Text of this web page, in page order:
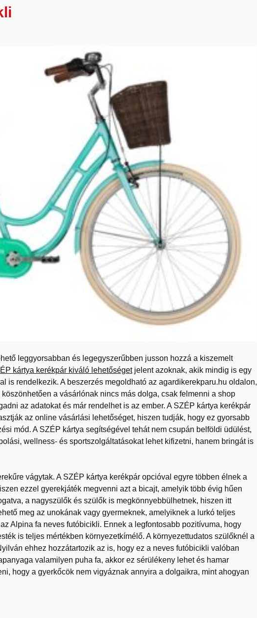
leggyorsabban és legegyszerűbben jusson hozzá a kiszemelt
kártya kerékpár kiváló lehetőségetjelent azoknak, akik mindig is egy
is rendelkezik. A beszerzés megoldható az agardikerekparu.hu oldalon,
a vásárlónak nincs más dolga, csak felmenni a shop
az adatokat és már rendelhet is az ember. A SZÉP kártya kerékpár
az online vásárlási lehetőséget, hiszen tudják, hogy ez gyorsabb
mód. A SZÉP kártya segítségével tehát nem csupán belföldi üdülést,
wellness- és sportszolgáltatásokat lehet kifizetni, hanem bringát is
vágytak. A SZÉP kártya kerékpár opcióval egyre többen élnek a
ezzel gyerekjáték megvenni azt a bicajt, amelyik több évig hűen
a nagyszülők és szülők is megkönnyebbülhetnek, hiszen itt
meg az unokának vagy gyermeknek, amelyiknek a lurkó teljes
Alpina fa neves futóbicikli. Ennek a legfontosabb pozitívuma, hogy
is teljes mértékben környezetkímélő. A környezettudatos szülőknél a
ehhez hozzátartozik az is, hogy ez a neves futóbicikli valóban
valamilyen puha fa, akkor ez sérülékeny lehet és hamar
hogy a gyerkőcök nem vigyáznak annyira a dolgaikra, mint ahogyan